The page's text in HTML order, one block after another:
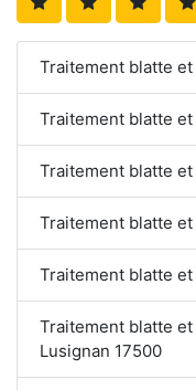
Traitement blatte
Traitement blatte et
Traitement blatte et
Traitement blatte
Traitement blatte
Traitement blatte
Lusignan 17500